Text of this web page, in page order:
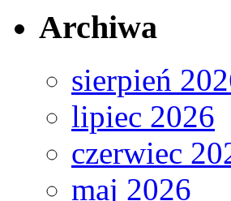
Archiwa
sierpień
lipiec 2026
czerwiec
maj 2026